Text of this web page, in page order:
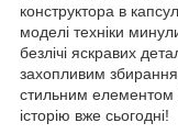
конструктора в
моделі техніки
безлічі яскравих
захопливим
стильним елементом
історію вже сьогодні!